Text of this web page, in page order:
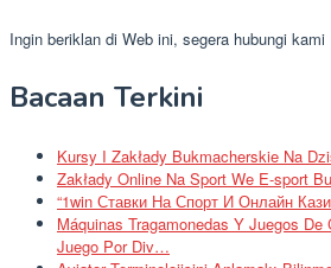
Ingin beriklan di Web ini, segera hubungi kami
Bacaan Terkini
Kursy I Zakłady Bukmacherskie Na
Zakłady Online Na Sport We E-sport
“1win Ставки На Спорт И Онлайн
Máquinas Tragamonedas Y Juegos
Juego Por Div…